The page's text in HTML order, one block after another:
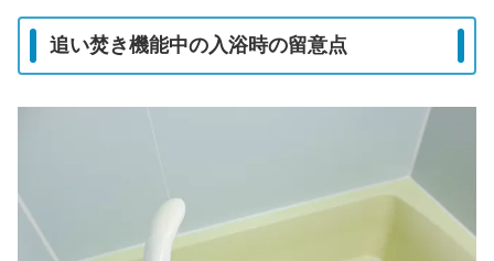
追い焚き機能中の入浴時の留意点